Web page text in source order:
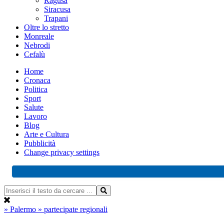
Siracusa
Trapani
Oltre lo stretto
Monreale
Nebrodi
Cefalù
Home
Cronaca
Politica
Sport
Salute
Lavoro
Blog
Arte e Cultura
Pubblicità
Change privacy settings
» Palermo » partecipate regionali